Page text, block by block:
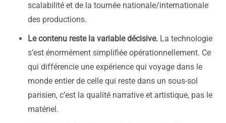
scalabilité et de la tournée nationale/internationale
des productions.
Le contenu reste la variable décisive. La technologie
s’est énormément simplifiée opérationnellement. Ce
qui différencie une expérience qui voyage dans le
monde entier de celle qui reste dans un sous-sol
parisien, c’est la qualité narrative et artistique, pas le
matériel.